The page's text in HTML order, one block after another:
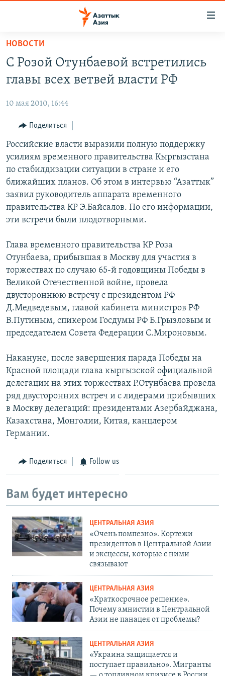
Вернуться
основному
содержанию
навигации
Вернутся
поиску
УЗБЕКИСТАН
ТАДЖИКИСТАН
НА ДРУГИХ ЯЗЫКАХ
ҚАЗАҚША
КЫРГЫЗЧА
ТОҶИКӢ
TÜRKMENÇE
Все сайты РСЕ/РС
НОВОСТИ
С Розой Отунбаевой встретились
главы всех ветвей власти РФ
10 мая 2010, 16:44
Поделиться
Российские власти выразили полную поддержку
усилиям временного правительства Кыргызстана
по стабилдизации ситуации в стране и его
ближайших планов. Об этом в интервью “Азаттык”
заявил руководитель аппарата временного
правительства КР Э.Байсалов. По его информации,
эти встречи были плодотворными.
Глава временного правительства КР Роза
Отунбаева, прибывшая в Москву для участия в
торжествах по случаю 65-й годовщины Победы в
Великой Отечественной войне, провела
двустороннюю встречу с президентом РФ
Д.Медведевым, главой кабинета министров РФ
В.Путиным, спикером Госдумы РФ Б.Грызловым и
председателем Совета Федерации С.Мироновым.
Накануне, после завершения парада Победы на
Красной площади глава кыргызской официальной
делегации на этих торжествах Р.Отунбаева провела
ряд двусторонних встреч и с лидерами прибывших
в Москву делегаций: президентами Азербайджана,
Казахстана, Монголии, Китая, канцлером
Германии.
Поделиться Follow us
Вам будет интересно
ЦЕНТРАЛЬНАЯ АЗИЯ
«Очень помпезно». Кортежи
президентов в Центральной Азии
и эксцессы, которые с ними
связывают
ЦЕНТРАЛЬНАЯ АЗИЯ
«Краткосрочное решение».
Почему амнистии в Центральной
Азии не панацея от проблемы?
ЦЕНТРАЛЬНАЯ АЗИЯ
«Украина защищается и
поступает правильно». Мигранты